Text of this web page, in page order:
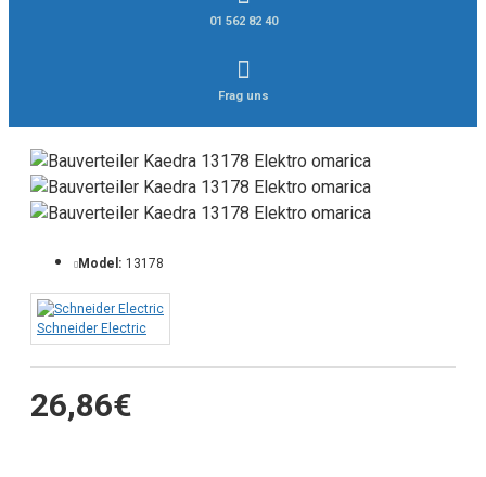
01 562 82 40
Frag uns
26,86€
Model: 13178
Schneider Electric